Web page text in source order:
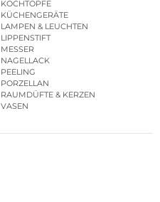
KOCHTÖPFE
KÜCHENGERÄTE
LAMPEN & LEUCHTEN
LIPPENSTIFT
MESSER
NAGELLACK
PEELING
PORZELLAN
RAUMDÜFTE & KERZEN
VASEN